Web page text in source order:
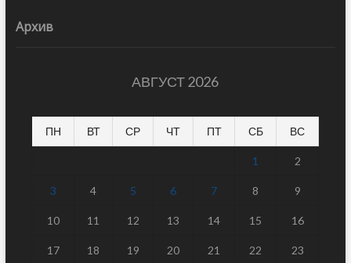
Архив
АВГУСТ 2026
ПН ВТ СР ЧТ ПТ СБ ВС
1 2
3 4 5 6 7 8 9
10 11 12 13 14 15 16
17 18 19 20 21 22 23